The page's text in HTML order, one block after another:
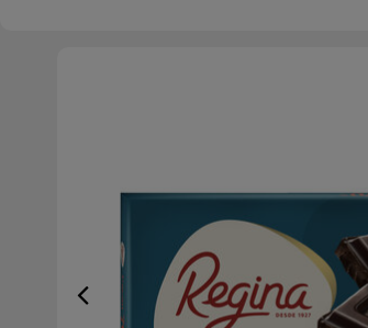
Previous